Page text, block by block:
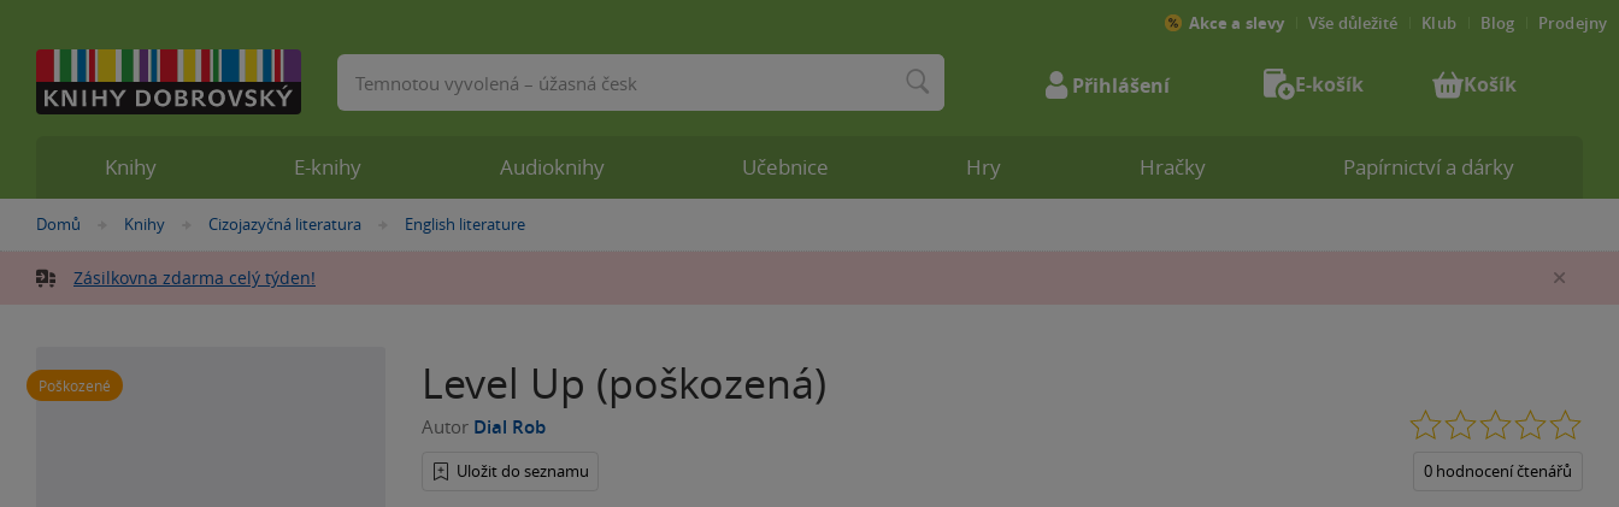
Nacházíte
zde:
Domů »
Knihy »
Cizojazyčná literatura »
English literature
Zásilkovna zdarma celý týden!
Poškozené Level Up (poškozená)
Autor Dial Rob
Uložit do seznamu 0 hodnocení čtenářů
Knihy E-knihy Audioknihy Učebnice Hry Hračky Papírnictví a dárky
Akce a slevy Vše důležité Klub Blog Prodejny
Vyhledávání Přihlášení E-košík Košík